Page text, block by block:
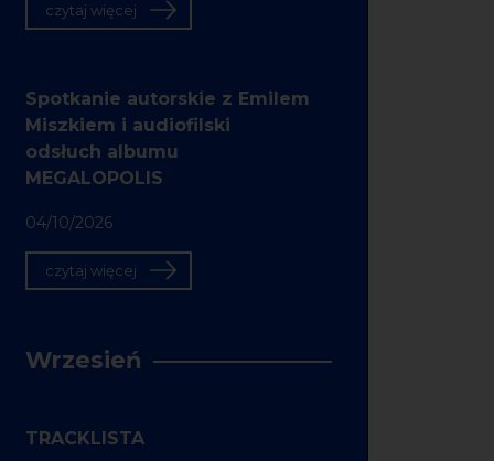
czytaj więcej
Spotkanie autorskie z Emilem
Miszkiem i audiofilski
odsłuch albumu
MEGALOPOLIS
04/10/2026
czytaj więcej
Wrzesień
TRACKLISTA